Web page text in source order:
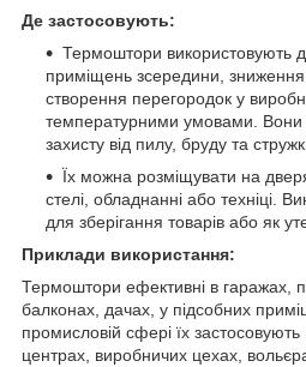
Де застосовують:
Термоштори використовують
приміщень зсередини,
створення перегородок у
температурними умовами. Вони
захисту від пилу, бруду та
Їх можна розміщувати на
стелі, обладнанні або техніці.
для зберігання товарів або як
Приклади використання:
Термоштори ефективні в гаражах,
балконах, дачах, у підсобних
промисловій сфері їх застосовують
центрах, виробничих цехах,